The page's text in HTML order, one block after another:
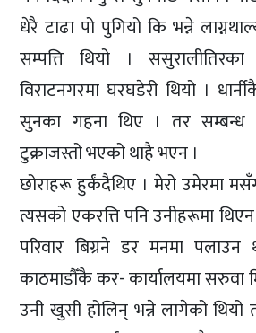
धेरै टाढा पो पुगियो कि भन्ने
सम्पत्ति थियो ।
विराटनगरमा घरघडेरी थियो ।
सुनका गहना थिए । तर सम्बन्ध
टुक्राजस्तो भएको थाहै भएन ।
छोराहरू हुर्कंदैथिए । मेरो उमेरमा
त्यसको एकरत्ति पनि उनीहरूमा
परिवार बिग्रने डर मनमा
काठमाडौँकै कर- कार्यालयमा
उनी खुसी होलिन् भन्ने लागेको थियो